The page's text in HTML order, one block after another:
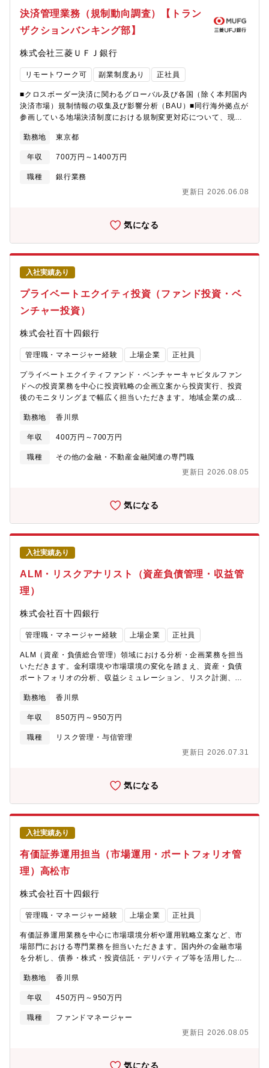
３）商品提供：抽出ファンドをもとに、顧客のニーズに応じた商
品を各事業会社が選定・提案４）継続的モニタリング：提案後も
定期的にパフォーマンスを評価し、品質維持と改善を図る【組織
し、投資初心者にとって商品選定は非常に困難です。こうした状
況を受け、MUFGでは「顧客本位の業務運営に関する原則」や
「フィデューシャリー・デューティー（受託者責任）」の実践を
IPATを設立しました。【組織体制】インベストメント・プロダク
ト分析チーム（IPAT）■専属担当者3名（50代半ば、40代後半、
40代前半）＋証券・信託からの出向者2名（計5名）で構成されて
います。専属担当3名は中途入社の方たちとなり、研修体制もしっ
投資家向けに販売する、投資信託などの金融商品について、クラ
キープ機能やプロダクトシェルフの質の強化に取り組んでいま
す。■参考資料：インベストメント・プロダクト分析チームについ
集背景】■MUFGグループにおける資産運用商品の品質向上を目的
商品、プライベートアセット（私募ファンド）なども評価対象に
な分析・提言を行うための増員を行います。【キャリアパス】■本
ポジションにて長期キャリアを描くことも可能。ご意向によって
社内企画部門や金融商品所管部門等、ご自身の描きたいキャリア
選択ができる環境です。【本ポジションの魅力】■個人向けの商品
業務だが、銀行・信託・証券の商品を扱うダイナミックな業務で
専門性を身に着けることが可能です。■在宅勤務を週半分程度導入
しており、フレックス勤務も可能です。【本ポジションのめざす
姿や想い】■MUFGウェルスマネジメントは、お客さまに対して規
律性・透明性のあるプロセスにより、グローバル分散投資に資す
る商品群選定のクオリティを提供することで、中長期の “ポートフ
と信頼感の両立をめざしていきます。多岐に渡るお客様にニーズ
越えて、お客さまとゴールを共有させていただきながら、証券で
やれること、銀行でやれること、信託でやれること、グループで
決済管理業務（規制動向調査）【トラン
ザクションバンキング部】
株式会社三菱ＵＦＪ銀行
リモートワーク可 副業制度あり 正社員
■クロスボーダー決済に関わるグローバル及び各国（除く本邦国内
決済市場）規制情報の収集及び影響分析（BAU）■同行海外拠点が
参画している地場決済制度における規制変更対応について、現地
した規制対応策の承認及び現地PJのインプリサポート（稟議、経
営会議資料作成等）。当該PJの進捗管理及び事後モニタリング■決
済関連コミッティの開催及び運営（モニタリング対象となってい
るPJの進捗共有及び経営あて報告）※業務の流れ規制動向調査を
断された場合、ガバナンスの個別案件チームへ連携されます。そ
主な対応内容・各国における決済規制の管理・把握・海外拠点で
の対応内容や方針の精査・専門チーム（ガバナンス・制度対応
等）への案件連携および調整※業務はエリアごとに分かれていま
す。・欧州地区・米州地区・アジア地区 等【海外関連業務】海
外出張：年数回程度（案件により変動）使用言語：日本語・英語
が半々程度【組織構成】トランザクションバンキング部 決済制度
グループ 決済戦略チーム・人数：15名・年齢層：若手～中堅まで
幅広く在籍【募集背景】■グローバルで決済規制をモニターし、現
地拠点の規制対応を管理・サポートする規制変更管理の担当者を
興に加えて、ブロックチェーン、ステーブルコインといった新デ
ジタル技術の登場により各国規制当局からの規制変更通知が相次
いでおり、銀行は進出先の国々で規制対応に追われています。グ
能を強化していきます。【働き方】個人に合わせた柔軟な働き方
が可能です。・在宅：週2日程度・フレックス：有【おすすめポイ
ント】■グローバル（アサインされた海外地区）な決済規制を調査
し理解する必要があるため、日本に居ながら極めて希少性の高い
ができます。■英語を使った海外僚店とのやり取りが業務の中心に
ルアップができます。■本ポジションは、日本にいながら海外決済
規制対応に携われる、他の金融機関にはない希少性の高いポジシ
門性を高められます。本邦においては海外決済規制に精通した人
勤務地 東京都
年収 700万円～1400万円
職種
銀行業務
更新日 2026.06.08
気になる
入社実績あり
プライベートエクイティ投資（ファンド投資・ベ
ンチャー投資）
株式会社百十四銀行
管理職・マネージャー経験 上場企業 正社員
プライベートエクイティファンド・ベンチャーキャピタルファン
ドへの投資業務を中心に投資戦略の企画立案から投資実行、投資
後のモニタリングまで幅広く担当いただきます。地域企業の成長
総合コンサルティング機能強化を推進するポジションです。具体
的に、【投資戦略の企画・立案】■新たな投資テーマ・投資方針の
策定■国内外市場・投資環境の調査分析【ファンド投資業務】■PE
ファンド・VCファンドの投資候補先選定■投資案件の分析、デュ
推進■投資実行【投資後管理】■投資先ファンドのモニタリング■投
関ならではのネットワークを活用した投資活動に携わっていただ
きます。ーーーーーーーーーーーーーーーーーーーー【魅力】★
投資戦略の企画から実行・モニタリングまで一気通貫で経験可
能。投資候補先の発掘・分析から、デューデリジェンス、契約交
渉、投資実行、投資後のモニタリングまで、ファンド投資におけ
る一連のプロセスに携わります。★地方銀行ならではの「地域経
済へのインパクト」があります。単なる財務リターン追求だけで
はなく、地域企業・スタートアップの成長支援や地域経済活性化
につながる投資活動を行います。投資を通じて社会的価値の創出
ッショナル環境。コンサルティング部門には多様な経験を持つ専
門人材が在籍しており、投資・金融・企業支援領域の知見を深め
ながらキャリア形成できます。管理職ではなく、投資実務を担う
れます。PEファンド、VCファンドへの投資を中心に、国内外マー
ケット分析、新たな投資戦略の立案など、金融市場の変化を捉え
ながら投資機会を創出が可能です。
勤務地 香川県
年収 400万円～700万円
職種
その他の金融・不動産金融関連の専門職
更新日 2026.08.05
気になる
入社実績あり
ALM・リスクアナリスト（資産負債管理・収益管
理）
株式会社百十四銀行
管理職・マネージャー経験 上場企業 正社員
ALM（資産・負債総合管理）領域における分析・企画業務を担当
いただきます。金利環境や市場環境の変化を踏まえ、資産・負債
ポートフォリオの分析、収益シミュレーション、リスク計測、経
ョンです。具体的に、【ALM・収益管理業務】■資産・負債ポート
フォリオ分析■貸出・有価証券・預金の収益シミュレーション
■BS・PL分析【金融リスク管理】■金利リスク計測・モニタリン
グ■流動性リスク管理■リスク指標の分析・改善【データ分析・業
活用した業務効率化■データドリブンな管理体制構築【経営支援】
提言※金融市場の変化に対応し、データと分析力を活用して銀行
経営を支える専門ポジションです。ーーーーーーーーーーーーー
ーーーーーーーーー【魅力】★数理分析・データ活用を金融経営
に活かせます。統計モデルや機械学習、BIツールなどを活用し、
貸出・有価証券・預金ポートフォリオの分析や収益シミュレーシ
ョンを実施、金融知識とデータ分析スキルを融合できる環境で
す。★経営層に近い距離で提言ができます。ALM委員会や経営会
議向け資料作成、分析結果に基づく提言など、経営判断に直結す
る業務に携わります。単なる集計・分析ではなく、戦略立案を支
環境の変化や収益構造の見直しが進む中、地域金融機関における
ALM機能高度化を推進する中核人材として活躍できます。★金融×
データサイエンスという希少性の高いキャリアの構築が可能。統
計・数理ファイナンス・情報工学の知見を活かし、金融リスク管
理・収益管理領域で専門性を高めることができます。
勤務地 香川県
年収 850万円～950万円
職種
リスク管理・与信管理
更新日 2026.07.31
気になる
入社実績あり
有価証券運用担当（市場運用・ポートフォリオ管
理）高松市
株式会社百十四銀行
管理職・マネージャー経験 上場企業 正社員
有価証券運用業務を中心に市場環境分析や運用戦略立案など、市
場部門における専門業務を担当いただきます。国内外の金融市場
を分析し、債券・株式・投資信託・デリバティブ等を活用したポ
を推進するポジションです。具体的に、【有価証券運用】■国内外
債券の運用■株式・投資信託等の運用■デリバティブを活用した運
用【市場取引業務】■外国為替取引■市場性資金取引■ポジション管
理【市場分析・投資戦略】■金融市場調査■投資環境分析■運用方
運用改善※市場環境の変化を捉えながら、銀行の資産運用戦略を
ーー【魅力】★幅広い金融商品を扱い、運用専門性を高められま
勤務地 香川県
年収 450万円～950万円
職種
ファンドマネージャー
更新日 2026.08.05
気になる